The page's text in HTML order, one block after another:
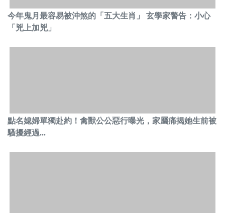
今年鬼月最容易被沖煞的「五大生肖」 玄學家警告：小心
「兇上加兇」
點名媳婦單獨赴約！禽獸公公惡行曝光，家屬痛揭她生前被
騷擾經過...